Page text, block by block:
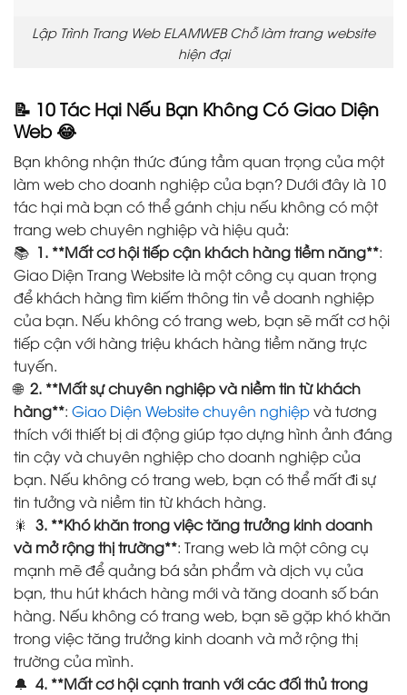
Lập Trình Trang Web ELAMWEB Chỗ làm trang website
hiện đại
📝 10 Tác Hại Nếu Bạn Không Có Giao Diện
Web😂
Bạn không nhận thức đúng tầm quan trọng của một
làm web cho doanh nghiệp của bạn? Dưới đây là 10
tác hại mà bạn có thể gánh chịu nếu không có một
trang web chuyên nghiệp và hiệu quả:
📚 1. **Mất cơ hội tiếp cận khách hàng tiềm năng**:
Giao Diện Trang Website là một công cụ quan trọng
để khách hàng tìm kiếm thông tin về doanh nghiệp
của bạn. Nếu không có trang web, bạn sẽ mất cơ hội
tiếp cận với hàng triệu khách hàng tiềm năng trực
tuyến.
🌐 2. **Mất sự chuyên nghiệp và niềm tin từ khách
hàng**: Giao Diện Website chuyên nghiệpvà tương
thích với thiết bị di động giúp tạo dựng hình ảnh đáng
tin cậy và chuyên nghiệp cho doanh nghiệp của
bạn. Nếu không có trang web, bạn có thể mất đi sự
tin tưởng và niềm tin từ khách hàng.
🎇 3. **Khó khăn trong việc tăng trưởng kinh doanh
và mở rộng thị trường**: Trang web là một công cụ
mạnh mẽ để quảng bá sản phẩm và dịch vụ của
bạn, thu hút khách hàng mới và tăng doanh số bán
hàng. Nếu không có trang web, bạn sẽ gặp khó khăn
trong việc tăng trưởng kinh doanh và mở rộng thị
trường của mình.
🔔 4. **Mất cơ hội cạnh tranh với các đối thủ trong